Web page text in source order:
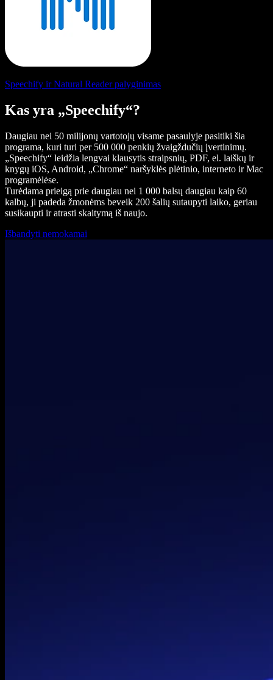
Speechify ir Natural Reader palyginimas
Kas yra „Speechify“?
Daugiau nei 50 milijonų vartotojų visame pasaulyje pasitiki šia
programa, kuri turi per 500 000 penkių žvaigždučių įvertinimų.
„Speechify“ leidžia lengvai klausytis straipsnių, PDF, el. laiškų ir
knygų iOS, Android, „Chrome“ naršyklės plėtinio, interneto ir Mac
programėlėse.
Turėdama prieigą prie daugiau nei 1 000 balsų daugiau kaip 60
kalbų, ji padeda žmonėms beveik 200 šalių sutaupyti laiko, geriau
susikaupti ir atrasti skaitymą iš naujo.
Išbandyti nemokamai